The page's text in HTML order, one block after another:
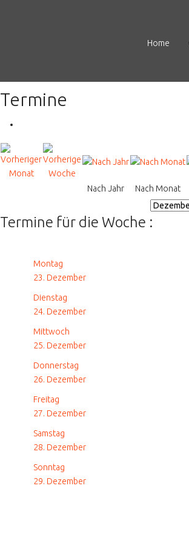
Home
Termine
Nach Jahr Nach Monat
Termine für die Woche :
Montag
23. Dezember
Dienstag
24. Dezember
Mittwoch
25. Dezember
Donnerstag
26. Dezember
Freitag
27. Dezember
Samstag
28. Dezember
Sonntag
29. Dezember